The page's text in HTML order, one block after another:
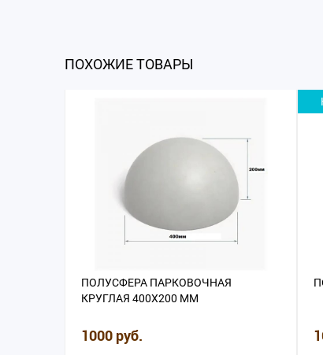
ПОХОЖИЕ ТОВАРЫ
ПОЛУСФЕРА ПАРКОВОЧНАЯ
КРУГЛАЯ 400Х200 ММ
1000 руб.